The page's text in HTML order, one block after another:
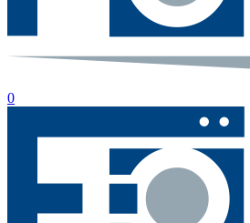
suche
0